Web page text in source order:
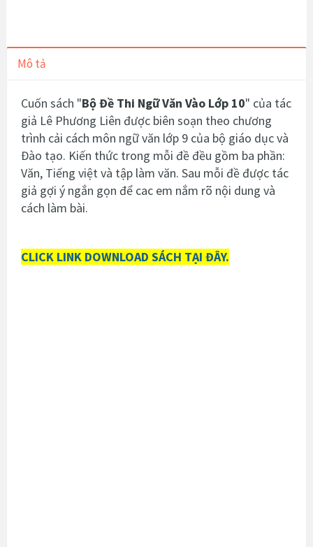
Mô tả
Cuốn sách "Bộ Đề Thi Ngữ Văn Vào Lớp 10" của tác
giả Lê Phương Liên được biên soạn theo chương
trình cải cách môn ngữ văn lớp 9 của bộ giáo dục và
Đào tạo. Kiến thức trong mỗi đề đều gồm ba phần:
Văn, Tiếng việt và tập làm văn. Sau mỗi đề được tác
giả gợi ý ngắn gọn để cac em nắm rõ nội dung và
cách làm bài.
CLICK LINK DOWNLOAD SÁCH TẠI ĐÂY.